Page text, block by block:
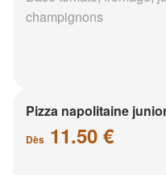
champignons
Pizza napolitaine
Dès 11.50 €